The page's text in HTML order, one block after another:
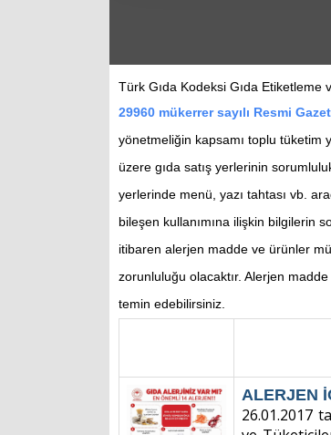
Türk Gıda Kodeksi Gıda Etiketleme
29960 mükerrer sayılı Resmi
yönetmeliğin kapsamı toplu tüketim
üzere gıda satış yerlerinin
yerlerinde menü, yazı tahtası vb.
bileşen kullanımına ilişkin bilgilerin
itibaren alerjen madde ve ürünler
zorunluluğu olacaktır. Alerjen
temin edebilirsiniz.
ALERJEN
26.01.2017